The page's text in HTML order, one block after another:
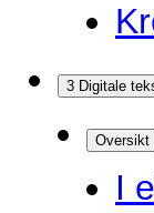
3 Digitale
Oversikt
I